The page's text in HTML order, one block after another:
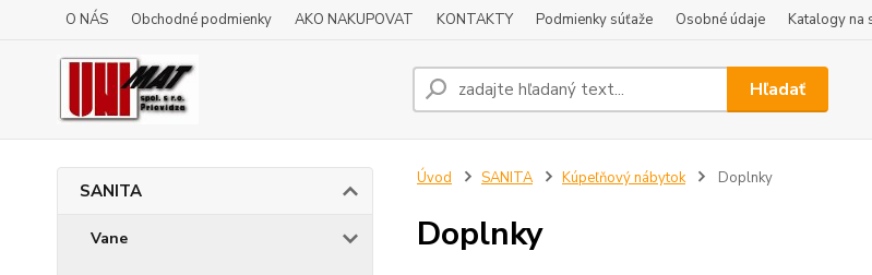
O NÁS Obchodné podmienky AKO NAKUPOVAT KONTAKTY Podmienky súťaže Osobné údaje Katalogy na
Hľadať
SANITA
Vane
Úvod SANITA Kúpeľňový nábytok Doplnky
Doplnky